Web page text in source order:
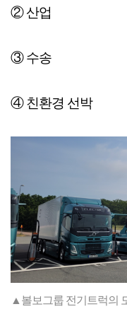
② 산업
③ 수송
④ 친환경 선박
▲볼보그룹 전기트럭의